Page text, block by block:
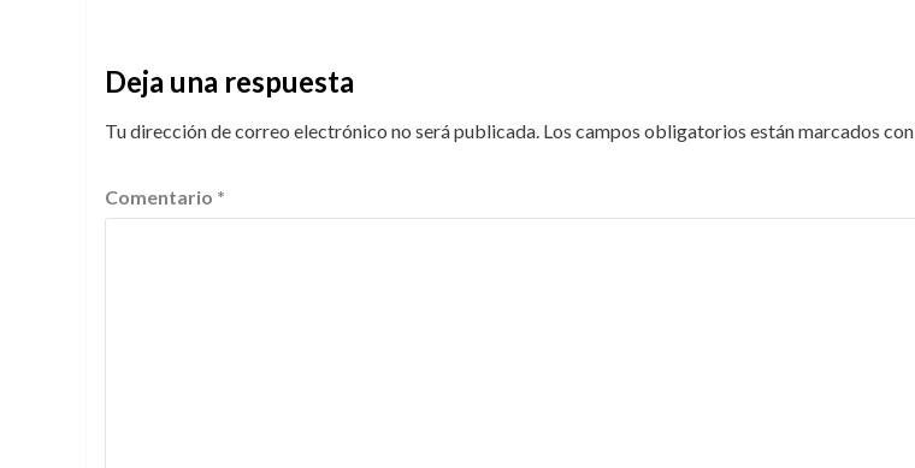
Deja una respuesta
Tu dirección de correo electrónico no será publicada. Los campos obligatorios están marcados con
Comentario *